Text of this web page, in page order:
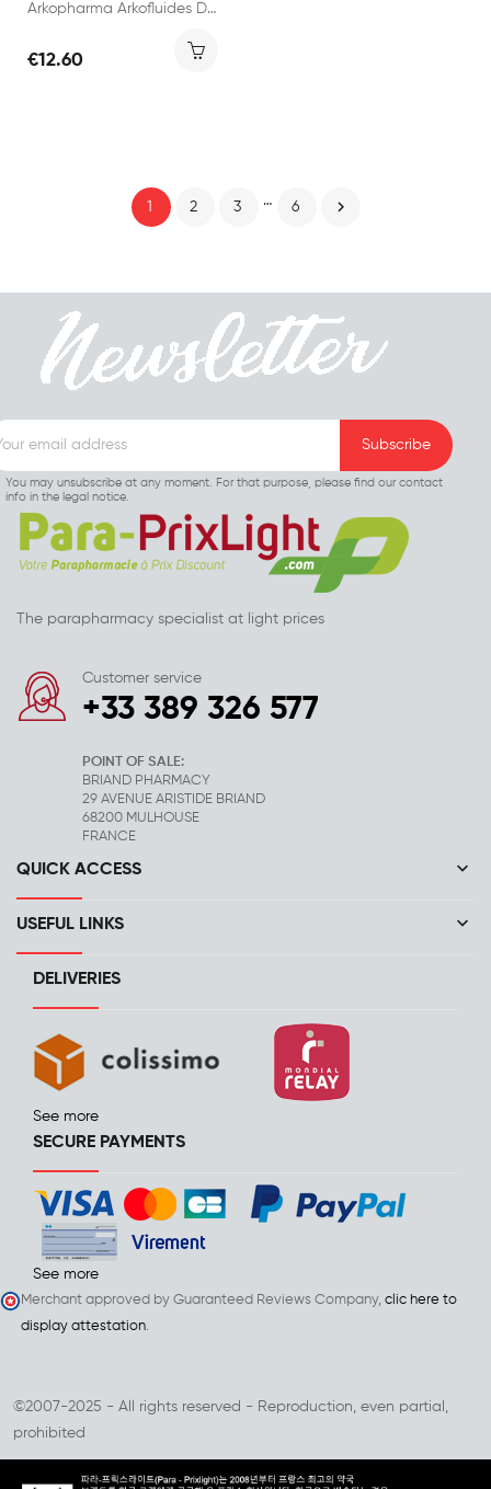
Arkopharma Arkofluides Desmodium 20 Ampoules
€12.60
1 2 3 … 6 
You may unsubscribe at any moment. For that purpose, please find our contact
info in the legal notice.
The parapharmacy specialist at light prices
Customer service
+33 389 326 577
POINT OF SALE:
BRIAND PHARMACY
29 AVENUE ARISTIDE BRIAND
68200 MULHOUSE
FRANCE
QUICK ACCESS keyboard_arrow_down
USEFUL LINKS keyboard_arrow_down
DELIVERIES
See more
SECURE PAYMENTS
See more
Merchant approved by Guaranteed Reviews Company, clic here to
display attestation.
©2007-2025 - All rights reserved - Reproduction, even partial,
prohibited